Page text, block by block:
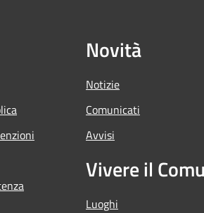
Novità
Notizie
Comunicati
Avvisi
Vivere il
Luoghi